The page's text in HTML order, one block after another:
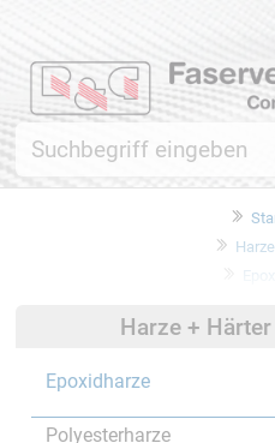
Harze +
Epoxidharze
Polyesterharze